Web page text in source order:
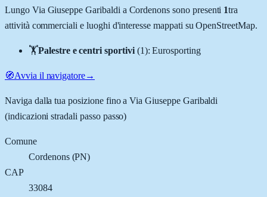
Lungo Via Giuseppe Garibaldi a Cordenons sono presenti 1tra
attività commerciali e luoghi d'interesse mappati su OpenStreetMap.
🏋️Palestre e centri sportivi (1):Eurosporting
🧭Avvia il navigatore→
Naviga dalla tua posizione fino aVia Giuseppe Garibaldi
(indicazioni stradali passo passo)
Comune
Cordenons(PN)
CAP
33084